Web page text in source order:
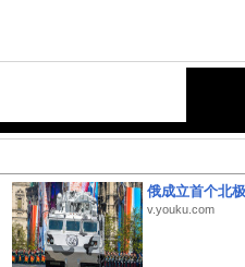
俄成立首个北
v.youku.com